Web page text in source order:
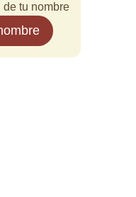
de tu nombre